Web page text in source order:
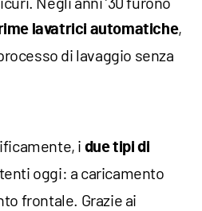
lavatrici automatiche,
di lavaggio senza
i due tipi di
oggi: a caricamento
frontale. Grazie ai